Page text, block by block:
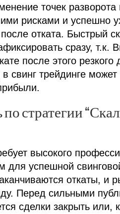
точек разворота
рисками и успешно
отката. Быстрый
сразу, т.к.
после этого
свинг трейдинге может
стратегии
высокого
успешной
откаты, и
Перед сильными
сделки закрыть или,